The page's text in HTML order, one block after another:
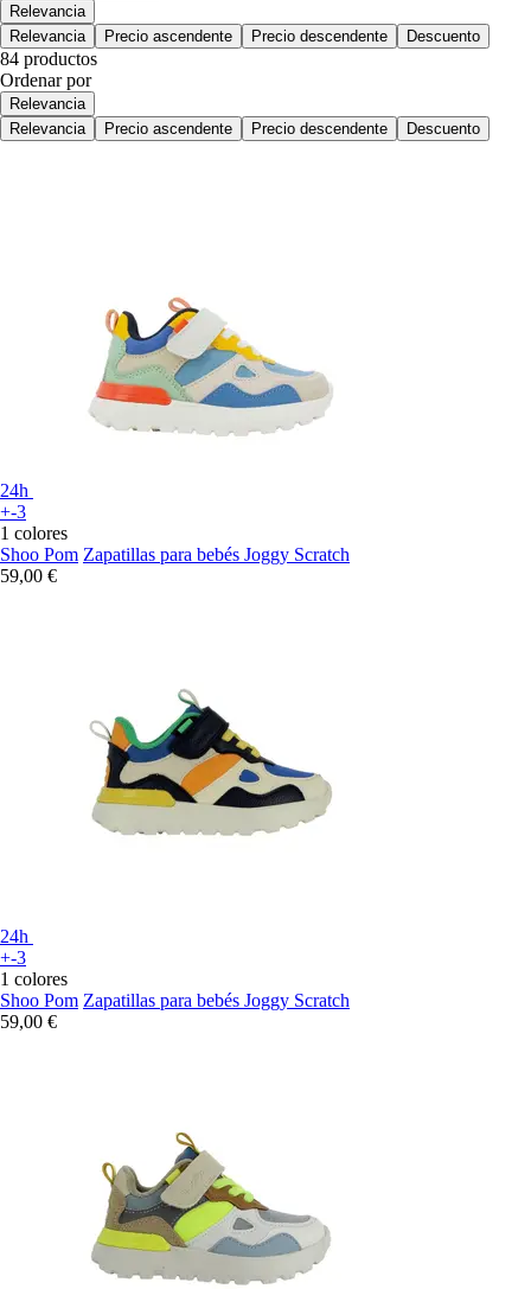
Relevancia
Relevancia
Precio ascendente Precio descendente Descuento
84 productos
Ordenar por
Relevancia
Relevancia
Precio ascendente Precio descendente Descuento
24h
+-3
1 colores
Shoo Pom Zapatillas para bebés Joggy Scratch
59,00 €
24h
+-3
1 colores
Shoo Pom Zapatillas para bebés Joggy Scratch
59,00 €